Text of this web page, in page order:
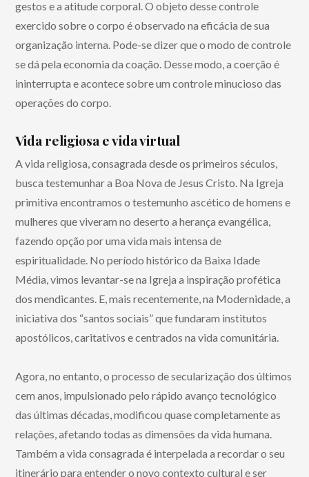
gestos e a atitude corporal. O objeto desse controle
exercido sobre o corpo é observado na eficácia de sua
organização interna. Pode-se dizer que o modo de controle
se dá pela economia da coação. Desse modo, a coerção é
ininterrupta e acontece sobre um controle minucioso das
operações do corpo.
Vida religiosa e vida virtual
A vida religiosa, consagrada desde os primeiros séculos,
busca testemunhar a Boa Nova de Jesus Cristo. Na Igreja
primitiva encontramos o testemunho ascético de homens e
mulheres que viveram no deserto a herança evangélica,
fazendo opção por uma vida mais intensa de
espiritualidade. No período histórico da Baixa Idade
Média, vimos levantar-se na Igreja a inspiração profética
dos mendicantes. E, mais recentemente, na Modernidade, a
iniciativa dos “santos sociais” que fundaram institutos
apostólicos, caritativos e centrados na vida comunitária.
Agora, no entanto, o processo de secularização dos últimos
cem anos, impulsionado pelo rápido avanço tecnológico
das últimas décadas, modificou quase completamente as
relações, afetando todas as dimensões da vida humana.
Também a vida consagrada é interpelada a recordar o seu
itinerário para entender o novo contexto cultural e ser